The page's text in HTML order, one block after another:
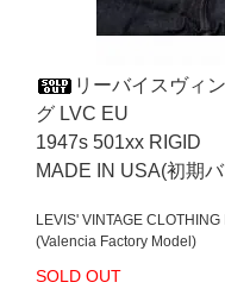
リーバイスヴィ
グ LVC EU
1947s 501xx RIGID
MADE IN USA(初期
LEVIS' VINTAGE
(Valencia Factory Model)
SOLD OUT